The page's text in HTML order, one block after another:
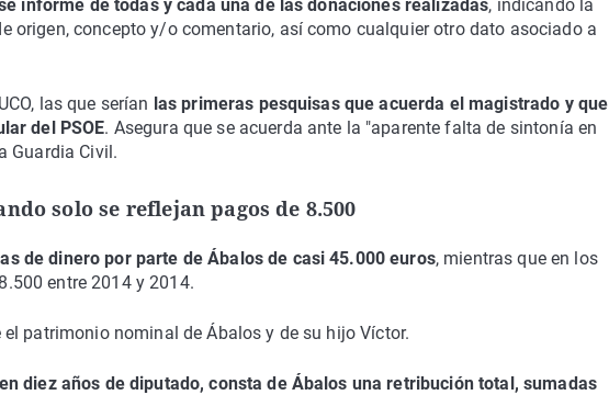
informe de todas y cada una de las donaciones realizadas, indicando la
origen, concepto y/o comentario, así como cualquier otro dato asociado a
las que serían las primeras pesquisas que acuerda el magistrado y que
del PSOE. Asegura que se acuerda ante la "aparente falta de sintonía en
Guardia Civil.
solo se reflejan pagos de 8.500
de dinero por parte de Ábalos de casi 45.000 euros, mientras que en los
entre 2014 y 2014.
patrimonio nominal de Ábalos y de su hijo Víctor.
en diez años de diputado, consta de Ábalos una retribución total, sumadas